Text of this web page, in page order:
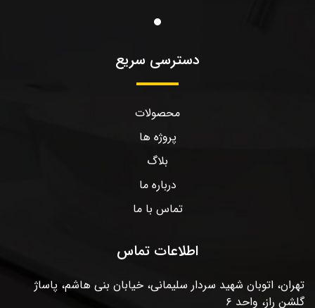
دسترسی سریع
محصولات
پروژه ها
بلاگ
درباره ما
تماس با ما
اطلاعات تماس
تهران، اتوبان شهید سردار سلیمانی، خیابان بنی هاشم، پاساژ
گلشن راز، واحد ۶